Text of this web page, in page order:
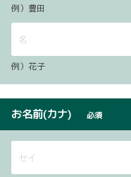
例）豊田
例）花子
お名前(カナ) 必須